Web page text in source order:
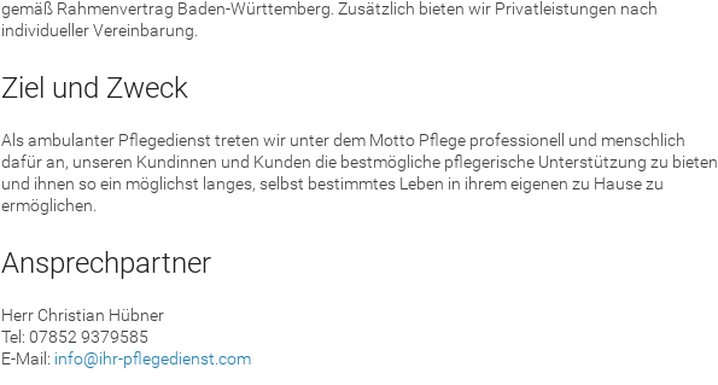
gemäß Rahmenvertrag Baden-Württemberg. Zusätzlich bieten wir Privatleistungen nach
individueller Vereinbarung.
Ziel und Zweck
Als ambulanter Pflegedienst treten wir unter dem Motto Pflege professionell und menschlich
dafür an, unseren Kundinnen und Kunden die bestmögliche pflegerische Unterstützung zu bieten
und ihnen so ein möglichst langes, selbst bestimmtes Leben in ihrem eigenen zu Hause zu
ermöglichen.
Ansprechpartner
Herr Christian Hübner
Tel: 07852 9379585
E-Mail: info@ihr-pflegedienst.com